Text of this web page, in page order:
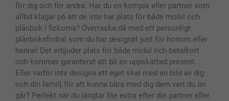
för dig och för andra. Har du en kompis eller partner som
alltid klagar på att de inte har plats för både mobil och
plånbok i fickorna? Överraska då med ett personligt
plånboksfodral som du har designat just för honom eller
henne! Det erbjuder plats för både mobil och betalkort
och kommer garanterat att bli en uppskattad present.
Eller varför inte designa ett eget skal med en bild av dig
och din familj för att kunna bära med dig dem vart du än
går? Perfekt när du längtar lite extra efter din partner eller